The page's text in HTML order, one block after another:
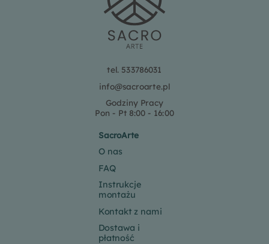
tel. 533786031
info@sacroarte.pl
Godziny Pracy
Pon - Pt 8:00 - 16:00
SacroArte
O nas
FAQ
Instrukcje
montażu
Kontakt z nami
Dostawa i
płatność